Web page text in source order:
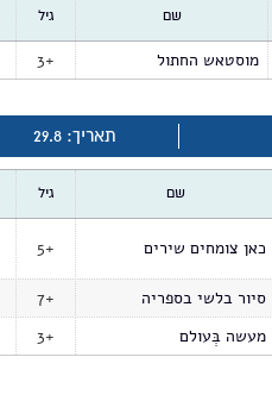
שם גיל
מוסטאש החתול 3+
תאריך: 29.8
שם גיל
כאן צומחים שירים 5+
סיור בלשי בספריה 7+
מעשה בְּעולם 3+